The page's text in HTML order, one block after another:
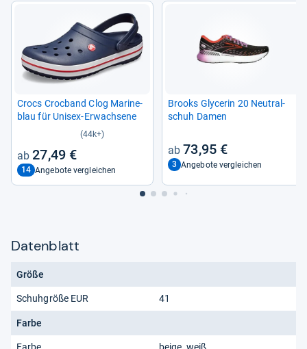
Crocs Croc­band Clog Mari­ne­
blau für Uni­sex-​Erwach­sene
(44k+)
27,49 €
14 Angebote vergleichen
Brooks Gly­ce­rin 20 Neu­tral­
schuh Damen
73,95 €
3 Angebote vergleichen
Datenblatt
Größe
Schuhgröße EUR 41
Farbe